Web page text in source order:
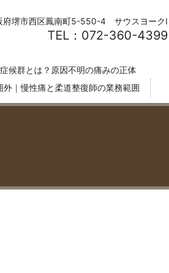
府堺市西区鳳南町5-550-4 サウスヨークⅠ
TEL：072-360-4399
候群とは？原因不明の痛みの正体
｜慢性痛と柔道整復師の業務範囲